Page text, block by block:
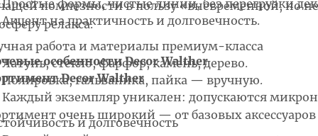
помпезности в пользу «вневременной, но
релакса.
особенности Decor Walther
формы, чистые линии, без перегрузки
на практичность и долговечность.
работа и материалы премиум-класса
стекло, фарфор, камень, дерево.
гальваника, пайка — вручную.
экземпляр уникален: допускаются
и долговечность
Decor Walther
очень широкий — от базовых